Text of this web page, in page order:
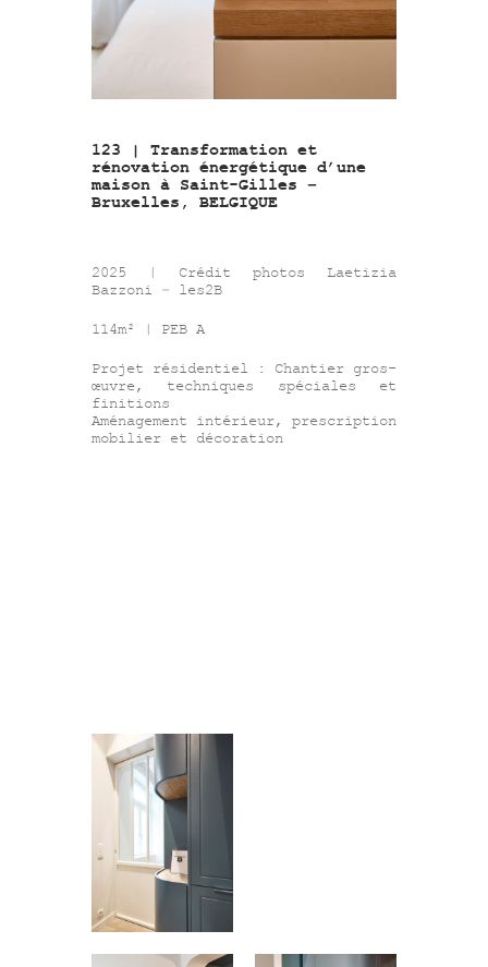
123 | Transformation et
rénovation énergétique d’une
maison à Saint-Gilles –
Bruxelles, BELGIQUE
2025 | Crédit photos Laetizia
Bazzoni – les2B
114m² | PEB A
Projet résidentiel : Chantier gros-
œuvre, techniques spéciales et
finitions
Aménagement intérieur, prescription
mobilier et décoration